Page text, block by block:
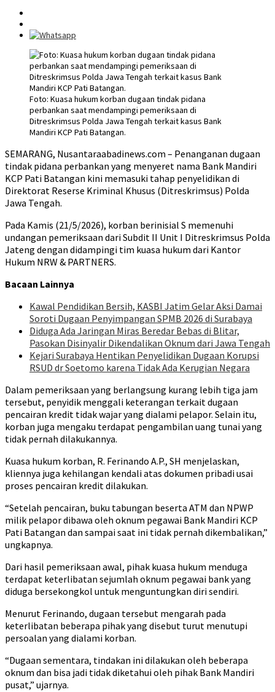
Foto: Kuasa hukum korban dugaan tindak pidana
perbankan saat mendampingi pemeriksaan di
Ditreskrimsus Polda Jawa Tengah terkait kasus Bank
Mandiri KCP Pati Batangan.
SEMARANG, Nusantaraabadinews.com – Penanganan dugaan
tindak pidana perbankan yang menyeret nama Bank Mandiri
KCP Pati Batangan kini memasuki tahap penyelidikan di
Direktorat Reserse Kriminal Khusus (Ditreskrimsus) Polda
Jawa Tengah.
Pada Kamis (21/5/2026), korban berinisial S memenuhi
undangan pemeriksaan dari Subdit II Unit I Ditreskrimsus Polda
Jateng dengan didampingi tim kuasa hukum dari Kantor
Hukum NRW & PARTNERS.
Bacaan Lainnya
Kawal Pendidikan Bersih, KASBI Jatim Gelar Aksi Damai
Soroti Dugaan Penyimpangan SPMB 2026 di Surabaya
Diduga Ada Jaringan Miras Beredar Bebas di Blitar,
Pasokan Disinyalir Dikendalikan Oknum dari Jawa Tengah
Kejari Surabaya Hentikan Penyelidikan Dugaan Korupsi
RSUD dr Soetomo karena Tidak Ada Kerugian Negara
Dalam pemeriksaan yang berlangsung kurang lebih tiga jam
tersebut, penyidik menggali keterangan terkait dugaan
pencairan kredit tidak wajar yang dialami pelapor. Selain itu,
korban juga mengaku terdapat pengambilan uang tunai yang
tidak pernah dilakukannya.
Kuasa hukum korban, R. Ferinando A.P., SH menjelaskan,
kliennya juga kehilangan kendali atas dokumen pribadi usai
proses pencairan kredit dilakukan.
“Setelah pencairan, buku tabungan beserta ATM dan NPWP
milik pelapor dibawa oleh oknum pegawai Bank Mandiri KCP
Pati Batangan dan sampai saat ini tidak pernah dikembalikan,”
ungkapnya.
Dari hasil pemeriksaan awal, pihak kuasa hukum menduga
terdapat keterlibatan sejumlah oknum pegawai bank yang
diduga bersekongkol untuk menguntungkan diri sendiri.
Menurut Ferinando, dugaan tersebut mengarah pada
keterlibatan beberapa pihak yang disebut turut menutupi
persoalan yang dialami korban.
“Dugaan sementara, tindakan ini dilakukan oleh beberapa
oknum dan bisa jadi tidak diketahui oleh pihak Bank Mandiri
pusat,” ujarnya.